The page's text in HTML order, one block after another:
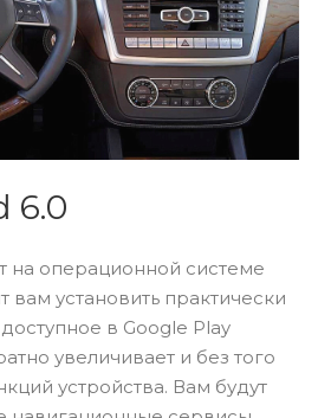
6.0
на операционной системе
вам установить практически
в Google Play
увеличивает и без того
устройства. Вам будут